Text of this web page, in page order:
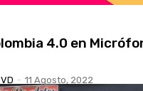
4.0 en
- 11 Agosto, 2022